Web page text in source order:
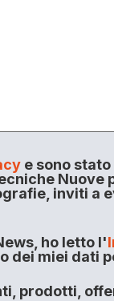
e sono
inviti a
ho letto l'
dei miei dati
prodotti,